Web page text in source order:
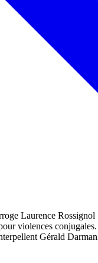
violences
Gérald